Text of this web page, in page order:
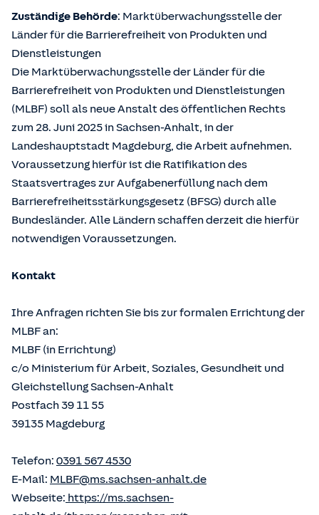
Zuständige Behörde: Marktüberwachungsstelle der
Länder für die Barrierefreiheit von Produkten und
Dienstleistungen
Die Marktüberwachungsstelle der Länder für die
Barrierefreiheit von Produkten und Dienstleistungen
(MLBF) soll als neue Anstalt des öffentlichen Rechts
zum 28. Juni 2025 in Sachsen-Anhalt, in der
Landeshauptstadt Magdeburg, die Arbeit aufnehmen.
Voraussetzung hierfür ist die Ratifikation des
Staatsvertrages zur Aufgabenerfüllung nach dem
Barrierefreiheitsstärkungsgesetz (BFSG) durch alle
Bundesländer. Alle Ländern schaffen derzeit die hierfür
notwendigen Voraussetzungen.
Kontakt
Ihre Anfragen richten Sie bis zur formalen Errichtung der
MLBF an:
MLBF (in Errichtung)
c/o Ministerium für Arbeit, Soziales, Gesundheit und
Gleichstellung Sachsen-Anhalt
Postfach 39 11 55
39135 Magdeburg
Telefon: 0391 567 4530
E-Mail: MLBF@ms.sachsen-anhalt.de
Webseite: https://ms.sachsen-